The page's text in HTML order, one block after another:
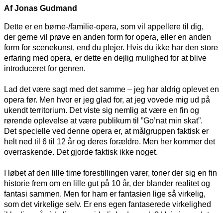
Af Jonas Gudmand
Dette er en børne-/familie-opera, som vil appellere til dig,
der gerne vil prøve en anden form for opera, eller en anden
form for scenekunst, end du plejer. Hvis du ikke har den store
erfaring med opera, er dette en dejlig mulighed for at blive
introduceret for genren.
Lad det være sagt med det samme – jeg har aldrig oplevet en
opera før. Men hvor er jeg glad for, at jeg vovede mig ud på
ukendt territorium. Det viste sig nemlig at være en fin og
rørende oplevelse at være publikum til ”Go’nat min skat”.
Det specielle ved denne opera er, at målgruppen faktisk er
helt ned til 6 til 12 år og deres forældre. Men her kommer det
overraskende. Det gjorde faktisk ikke noget.
I løbet af den lille time forestillingen varer, toner der sig en fin
historie frem om en lille gut på 10 år, der blander realitet og
fantasi sammen. Men for ham er fantasien lige så virkelig,
som det virkelige selv. Er ens egen fantaserede virkelighed